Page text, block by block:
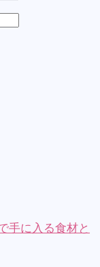
手に入る食材と